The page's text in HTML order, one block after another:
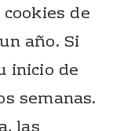
de
año. Si
inicio de
semanas.